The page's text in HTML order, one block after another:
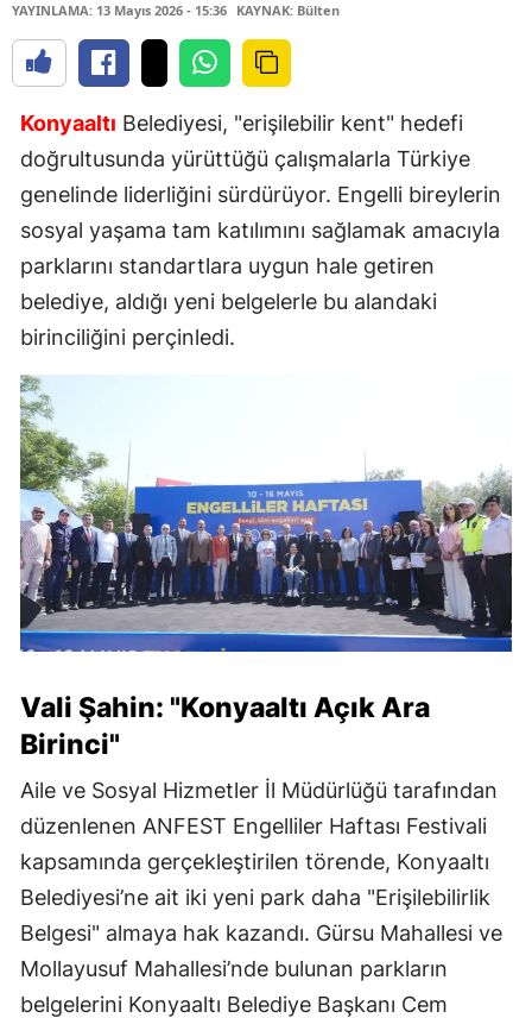
YAYINLAMA: 13 Mayıs 2026 - 15:36 KAYNAK: Bülten
Konyaaltı Belediyesi, "erişilebilir kent" hedefi
doğrultusunda yürüttüğü çalışmalarla Türkiye
genelinde liderliğini sürdürüyor. Engelli bireylerin
sosyal yaşama tam katılımını sağlamak amacıyla
parklarını standartlara uygun hale getiren
belediye, aldığı yeni belgelerle bu alandaki
birinciliğini perçinledi.
Vali Şahin: "Konyaaltı Açık Ara
Birinci"
Aile ve Sosyal Hizmetler İl Müdürlüğü tarafından
düzenlenen ANFEST Engelliler Haftası Festivali
kapsamında gerçekleştirilen törende, Konyaaltı
Belediyesi’ne ait iki yeni park daha "Erişilebilirlik
Belgesi" almaya hak kazandı. Gürsu Mahallesi ve
Mollayusuf Mahallesi’nde bulunan parkların
belgelerini Konyaaltı Belediye Başkanı Cem